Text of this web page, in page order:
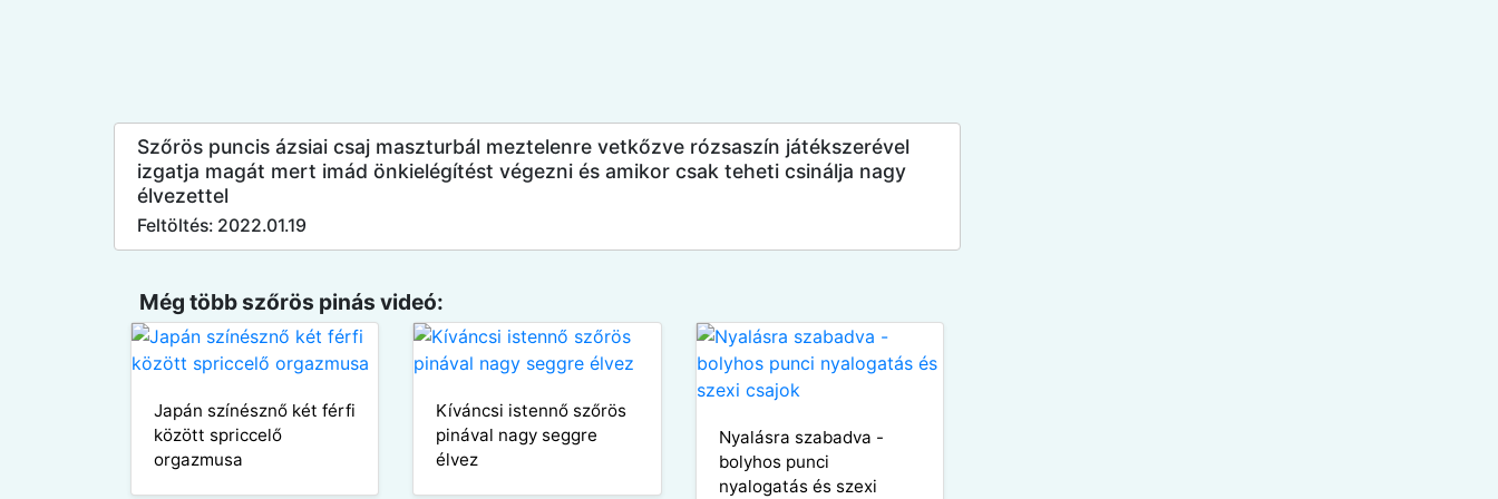
Szőrös puncis ázsiai csaj maszturbál meztelenre vetkőzve rózsaszín játékszerével
izgatja magát mert imád önkielégítést végezni és amikor csak teheti csinálja nagy
élvezettel
Feltöltés: 2022.01.19
Még több szőrös pinás videó:
Japán színésznő két férfi
között spriccelő
orgazmusa
Kíváncsi istennő szőrös
pinával nagy seggre
élvez
Nyalásra szabadva -
bolyhos punci
nyalogatás és szexi